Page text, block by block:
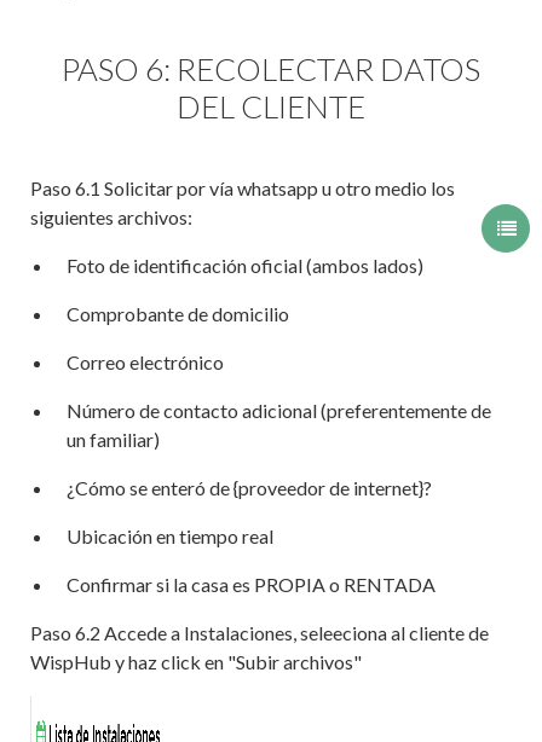
PASO 6: RECOLECTAR DATOS
DEL CLIENTE
Paso 6.1 Solicitar por vía whatsapp u otro medio los
siguientes archivos:
Foto de identificación oficial (ambos lados)
Comprobante de domicilio
Correo electrónico
Número de contacto adicional (preferentemente de
un familiar)
¿Cómo se enteró de {proveedor de internet}?
Ubicación en tiempo real
Confirmar si la casa es PROPIA o RENTADA
Paso 6.2 Accede a Instalaciones, seleeciona al cliente de
WispHub y haz click en "Subir archivos"